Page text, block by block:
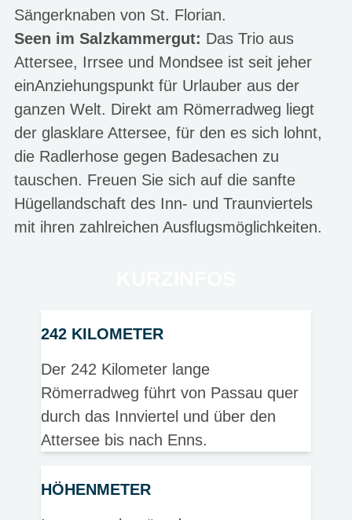
Sängerknaben von St. Florian.
Seen im Salzkammergut: Das Trio aus
Attersee, Irrsee und Mondsee ist seit jeher
einAnziehungspunkt für Urlauber aus der
ganzen Welt. Direkt am Römerradweg liegt
der glasklare Attersee, für den es sich lohnt,
die Radlerhose gegen Badesachen zu
tauschen. Freuen Sie sich auf die sanfte
Hügellandschaft des Inn- und Traunviertels
mit ihren zahlreichen Ausflugsmöglichkeiten.
242 KILOMETER
Der 242 Kilometer lange
Römerradweg führt von Passau quer
durch das Innviertel und über den
Attersee bis nach Enns.
HÖHENMETER